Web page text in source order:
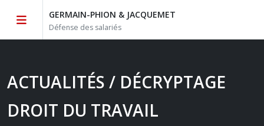
GERMAIN-PHION & JACQUEMET
Défense des salariés
ACTUALITÉS / DÉCRYPTAGE
DROIT DU TRAVAIL